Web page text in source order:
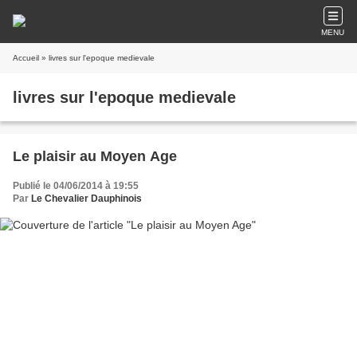
MENU
Accueil » livres sur l'epoque medievale
livres sur l'epoque medievale
Le plaisir au Moyen Age
Publié le 04/06/2014 à 19:55
Par Le Chevalier Dauphinois